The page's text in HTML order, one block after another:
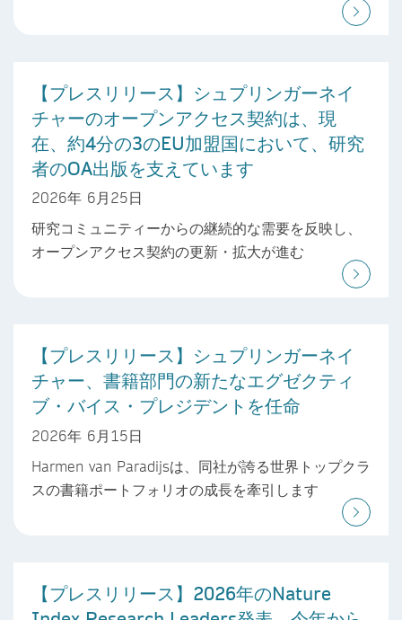
【プレスリリース】シュプリンガーネイ
チャーのオープンアクセス契約は、現
在、約4分の3のEU加盟国において、研究
者のOA出版を支えています
2026年 6月25日
研究コミュニティーからの継続的な需要を反映し、
オープンアクセス契約の更新・拡大が進む
【プレスリリース】シュプリンガーネイ
チャー、書籍部門の新たなエグゼクティ
ブ・バイス・プレジデントを任命
2026年 6月15日
Harmen van Paradijsは、同社が誇る世界トップクラ
スの書籍ポートフォリオの成長を牽引します
【プレスリリース】2026年のNature